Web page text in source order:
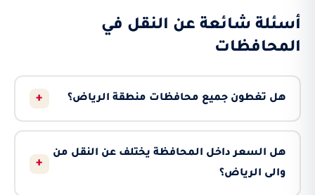
أسئلة شائعة عن النقل في
المحافظات
هل تغطون جميع محافظات منطقة الرياض؟ +
هل السعر داخل المحافظة يختلف عن النقل من
والى الرياض؟
+